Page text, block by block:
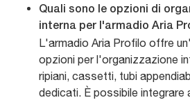
Quali sono le opzioni di
interna per l'armadio Aria
L'armadio Aria Profilo offre
opzioni per l'organizzazione
ripiani, cassetti, tubi
dedicati. È possibile integrare